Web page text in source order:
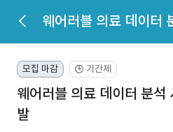
모집 마감 🕒 기간제
웨어러블 의료 데이터 분
발